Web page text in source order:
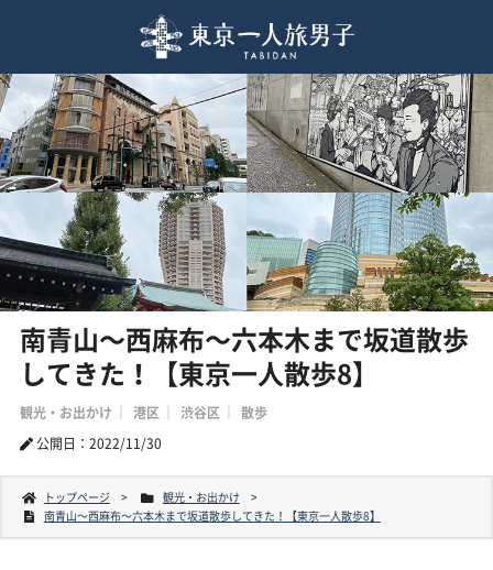
南青山〜西麻布〜六本木まで坂道散歩
してきた！【東京一人散歩8】
観光・お出かけ 港区 渋谷区
散歩
公開日：2022/11/30
トップページ
観光・お出かけ
南青山〜西麻布〜六本木まで坂道散歩してきた！【東京一人散歩8】